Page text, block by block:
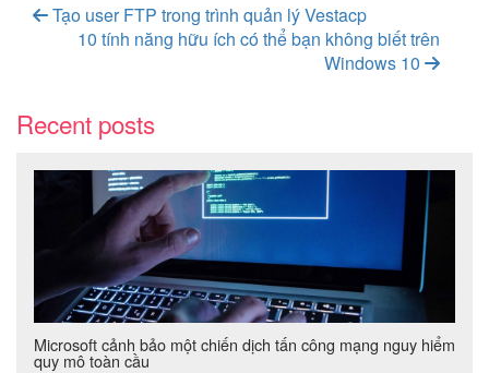
Tạo user FTP trong trình quản lý Vestacp
10 tính năng hữu ích có thể bạn không biết trên
Windows 10
Recent posts
Microsoft cảnh bảo một chiến dịch tấn công mạng nguy hiểm
quy mô toàn cầu